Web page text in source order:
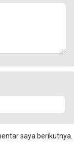
saya berikutnya.